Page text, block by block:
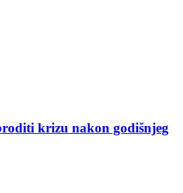
krizu nakon godišnjeg